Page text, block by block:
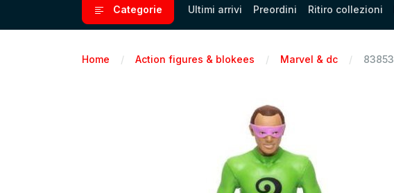
Categorie Ultimi arrivi Preordini Ritiro collezioni
Home Action figures & blokees Marvel & dc 83853